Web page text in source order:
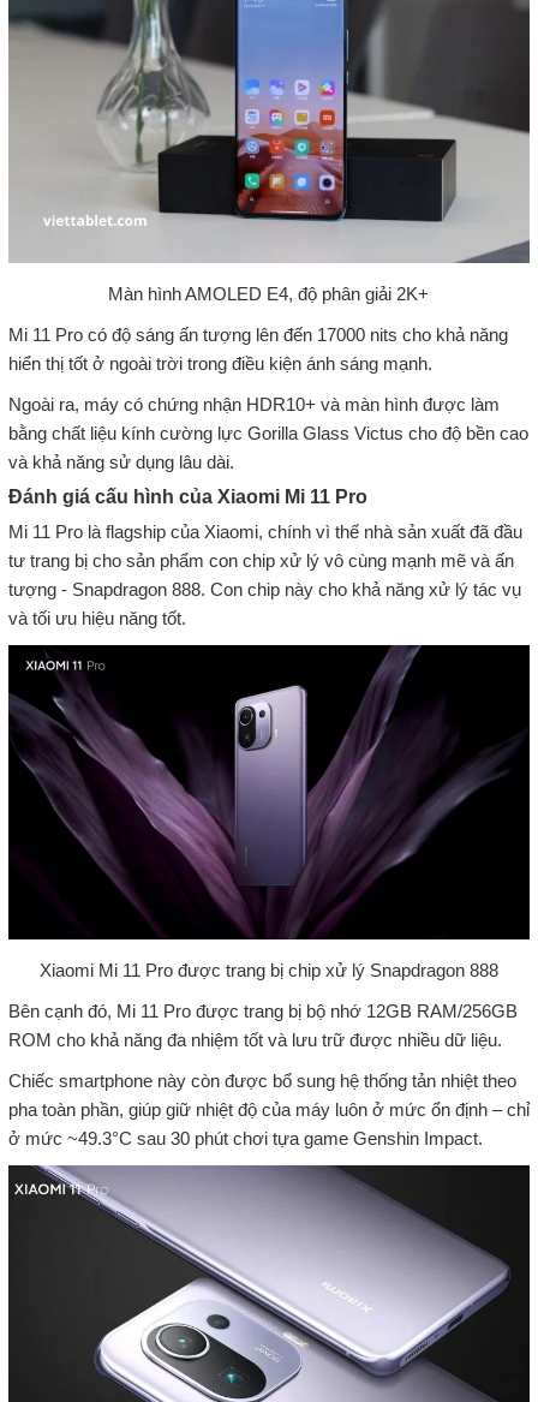
Màn hình AMOLED E4, độ phân giải 2K+
Mi 11 Pro có độ sáng ấn tượng lên đến 17000 nits cho khả năng
hiển thị tốt ở ngoài trời trong điều kiện ánh sáng mạnh.
Ngoài ra, máy có chứng nhận HDR10+ và màn hình được làm
bằng chất liệu kính cường lực Gorilla Glass Victus cho độ bền cao
và khả năng sử dụng lâu dài.
Đánh giá cấu hình của Xiaomi Mi 11 Pro
Mi 11 Pro là flagship của Xiaomi, chính vì thế nhà sản xuất đã đầu
tư trang bị cho sản phẩm con chip xử lý vô cùng mạnh mẽ và ấn
tượng - Snapdragon 888. Con chip này cho khả năng xử lý tác vụ
và tối ưu hiệu năng tốt.
Xiaomi Mi 11 Pro được trang bị chip xử lý Snapdragon 888
Bên cạnh đó, Mi 11 Pro được trang bị bộ nhớ 12GB RAM/256GB
ROM cho khả năng đa nhiệm tốt và lưu trữ được nhiều dữ liệu.
Chiếc smartphone này còn được bổ sung hệ thống tản nhiệt theo
pha toàn phần, giúp giữ nhiệt độ của máy luôn ở mức ổn định – chỉ
ở mức ~49.3°C sau 30 phút chơi tựa game Genshin Impact.